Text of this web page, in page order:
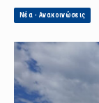
Νέα - Ανακοινώσεις